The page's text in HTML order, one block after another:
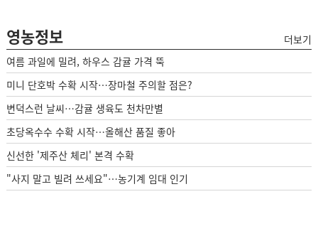
영농정보
더보기
여름 과일에 밀려, 하우스 감귤 가격 뚝
미니 단호박 수확 시작…장마철 주의할 점은?
변덕스런 날씨…감귤 생육도 천차만별
초당옥수수 수확 시작…올해산 품질 좋아
신선한 '제주산 체리' 본격 수확
"사지 말고 빌려 쓰세요"…농기계 임대 인기